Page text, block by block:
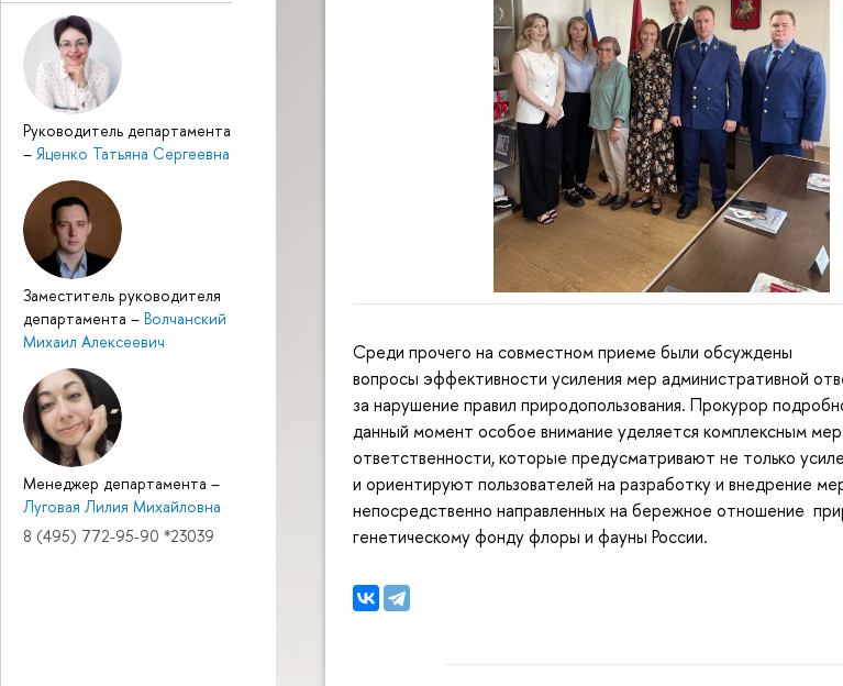
Руководитель департамента
– Яценко Татьяна Сергеевна
Заместитель руководителя
департамента – Волчанский
Михаил Алексеевич
Менеджер департамента –
Луговая Лилия Михайловна
8 (495) 772-95-90 *23039
Среди прочего на совместном приеме были обсуждены
вопросы эффективности усиления мер административной
за нарушение правил природопользования. Прокурор
данный момент особое внимание уделяется комплексным
ответственности, которые предусматривают не только
и ориентируют пользователей на разработку и внедрение
непосредственно направленных на бережное отношение
генетическому фонду флоры и фауны России.